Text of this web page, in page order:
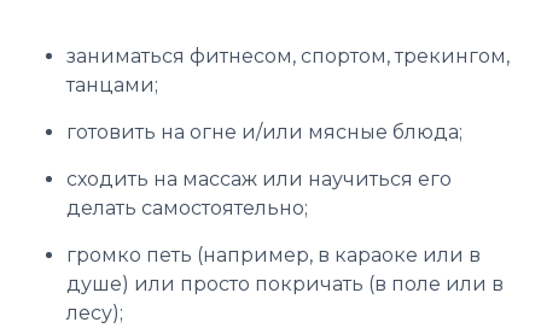
заниматься фитнесом, спортом, трекингом,
танцами;
готовить на огне и/или мясные блюда;
сходить на массаж или научиться его
делать самостоятельно;
громко петь (например, в караоке или в
душе) или просто покричать (в поле или в
лесу);